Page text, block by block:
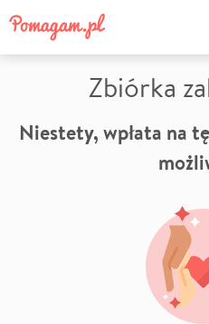
Zbiórka
Niestety, wpłata na